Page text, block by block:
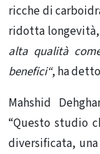
ricche di
ridotta
alta qualità
benefici“, ha
Mahshid
“Questo studio
diversificata,